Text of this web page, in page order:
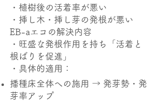
・植樹後の活着率が悪い
・挿し木・挿し芽の発根が悪い
EB-aエコの解決内容
・旺盛な発根作用を持ち「活着と
根ばりを促進」
・具体的適用：
播種床全体への施用 → 発芽勢・発
芽率アップ